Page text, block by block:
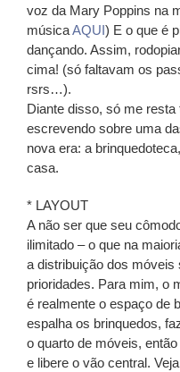
voz da Mary Poppins na
músicaAQUI) E o que é
dançando. Assim,
cima! (só faltavam os
rsrs…).
Diante disso, só me
escrevendo sobre uma
nova era: a
casa.
* LAYOUT
A não ser que seu
ilimitado – o que na
a distribuição dos móveis
prioridades. Para mim, o
é realmente o espaço de
espalha os brinquedos,
o quarto de móveis,
e libere o vão central.